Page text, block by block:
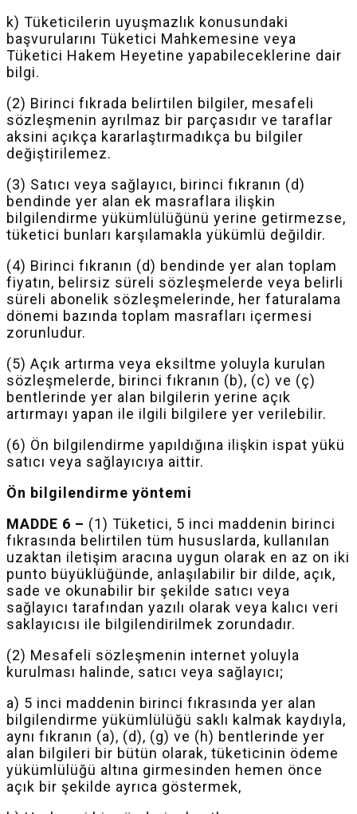
k) Tüketicilerin uyuşmazlık konusundaki
başvurularını Tüketici Mahkemesine veya
Tüketici Hakem Heyetine yapabileceklerine dair
bilgi.
(2) Birinci fıkrada belirtilen bilgiler, mesafeli
sözleşmenin ayrılmaz bir parçasıdır ve taraflar
aksini açıkça kararlaştırmadıkça bu bilgiler
değiştirilemez.
(3) Satıcı veya sağlayıcı, birinci fıkranın (d)
bendinde yer alan ek masraflara ilişkin
bilgilendirme yükümlülüğünü yerine getirmezse,
tüketici bunları karşılamakla yükümlü değildir.
(4) Birinci fıkranın (d) bendinde yer alan toplam
fiyatın, belirsiz süreli sözleşmelerde veya belirli
süreli abonelik sözleşmelerinde, her faturalama
dönemi bazında toplam masrafları içermesi
zorunludur.
(5) Açık artırma veya eksiltme yoluyla kurulan
sözleşmelerde, birinci fıkranın (b), (c) ve (ç)
bentlerinde yer alan bilgilerin yerine açık
artırmayı yapan ile ilgili bilgilere yer verilebilir.
(6) Ön bilgilendirme yapıldığına ilişkin ispat yükü
satıcı veya sağlayıcıya aittir.
Ön bilgilendirme yöntemi
MADDE 6 – (1) Tüketici, 5 inci maddenin birinci
fıkrasında belirtilen tüm hususlarda, kullanılan
uzaktan iletişim aracına uygun olarak en az on iki
punto büyüklüğünde, anlaşılabilir bir dilde, açık,
sade ve okunabilir bir şekilde satıcı veya
sağlayıcı tarafından yazılı olarak veya kalıcı veri
saklayıcısı ile bilgilendirilmek zorundadır.
(2) Mesafeli sözleşmenin internet yoluyla
kurulması halinde, satıcı veya sağlayıcı;
a) 5 inci maddenin birinci fıkrasında yer alan
bilgilendirme yükümlülüğü saklı kalmak kaydıyla,
aynı fıkranın (a), (d), (g) ve (h) bentlerinde yer
alan bilgileri bir bütün olarak, tüketicinin ödeme
yükümlülüğü altına girmesinden hemen önce
açık bir şekilde ayrıca göstermek,